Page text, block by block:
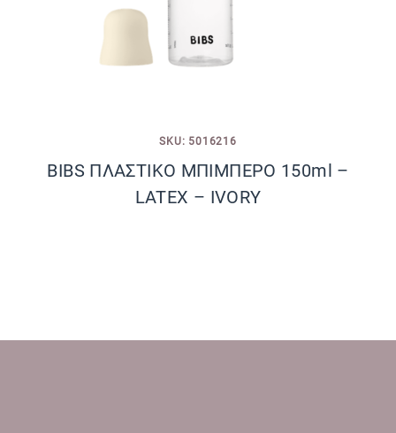
SKU: 5016216
BIBS ΠΛΑΣΤΙΚΟ ΜΠΙΜΠΕΡΟ 150ml –
LATEX – IVORY